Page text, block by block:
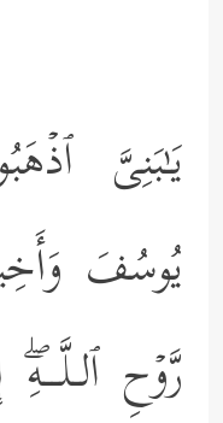
یَـٰبَنِیَّ
یُوسُفَ
رَّوۡحِ